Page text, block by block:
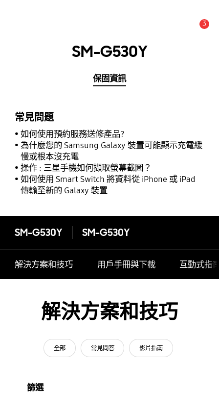
3
SM-G530Y
保固資訊
常見問題
如何使用預約服務送修產品?
為什麼您的 Samsung Galaxy 裝置可能顯示充電緩
慢或根本沒充電
操作 : 三星手機如何擷取螢幕截圖？
如何使用 Smart Switch 將資料從 iPhone 或 iPad
傳輸至新的 Galaxy 裝置
SM-G530Y SM-G530Y
解決方案和技巧 用戶手冊與下載 互動式指
解決方案和技巧
全部 常見問答 影片指南
篩選